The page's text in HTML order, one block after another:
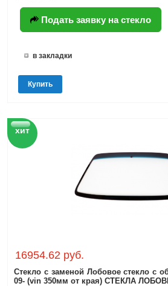
Подать заявку на стекло
в закладки
Купить
хит
16954.62 руб.
Стекло с заменой Лобовое стекло с
09- (vin 350мм от края) СТЕКЛА